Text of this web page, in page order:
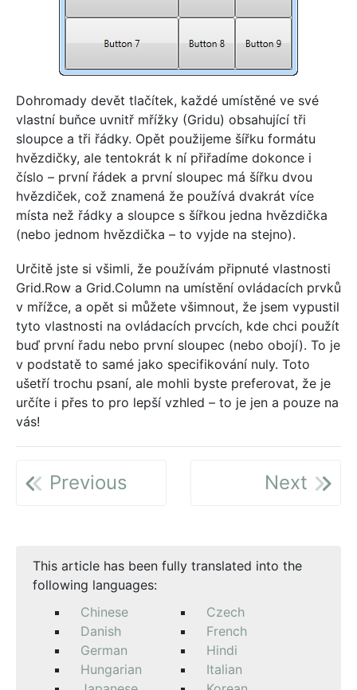
Dohromady devět tlačítek, každé umístěné ve své
vlastní buňce uvnitř mřížky (Gridu) obsahující tři
sloupce a tři řádky. Opět použijeme šířku formátu
hvězdičky, ale tentokrát k ní přiřadíme dokonce i
číslo – první řádek a první sloupec má šířku dvou
hvězdiček, což znamená že používá dvakrát více
místa než řádky a sloupce s šířkou jedna hvězdička
(nebo jednom hvězdička – to vyjde na stejno).
Určitě jste si všimli, že používám připnuté vlastnosti
Grid.Row a Grid.Column na umístění ovládacích prvků
v mřížce, a opět si můžete všimnout, že jsem vypustil
tyto vlastnosti na ovládacích prvcích, kde chci použít
buď první řadu nebo první sloupec (nebo obojí). To je
v podstatě to samé jako specifikování nuly. Toto
ušetří trochu psaní, ale mohli byste preferovat, že je
určíte i přes to pro lepší vzhled – to je jen a pouze na
vás!
Previous Next
This article has been fully translated into the
following languages:
Chinese
Czech
Danish
French
German
Hindi
Hungarian
Italian